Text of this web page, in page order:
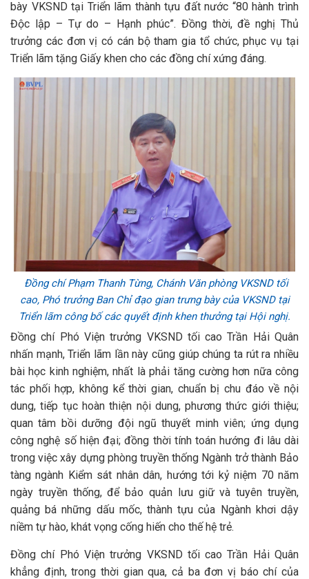
bày VKSND tại Triển lãm thành tựu đất nước “80 hành trình
Độc lập – Tự do – Hạnh phúc”. Đồng thời, đề nghị Thủ
trưởng các đơn vị có cán bộ tham gia tổ chức, phục vụ tại
Triển lãm tặng Giấy khen cho các đồng chí xứng đáng.
Đồng chí Phạm Thanh Từng, Chánh Văn phòng VKSND tối
cao, Phó trưởng Ban Chỉ đạo gian trưng bày của VKSND tại
Triển lãm công bố các quyết định khen thưởng tại Hội nghị.
Đồng chí Phó Viện trưởng VKSND tối cao Trần Hải Quân
nhấn mạnh, Triển lãm lần này cũng giúp chúng ta rút ra nhiều
bài học kinh nghiệm, nhất là phải tăng cường hơn nữa công
tác phối hợp, không kể thời gian, chuẩn bị chu đáo về nội
dung, tiếp tục hoàn thiện nội dung, phương thức giới thiệu;
quan tâm bồi dưỡng đội ngũ thuyết minh viên; ứng dụng
công nghệ số hiện đại; đồng thời tính toán hướng đi lâu dài
trong việc xây dựng phòng truyền thống Ngành trở thành Bảo
tàng ngành Kiểm sát nhân dân, hướng tới kỷ niệm 70 năm
ngày truyền thống, để bảo quản lưu giữ và tuyên truyền,
quảng bá những dấu mốc, thành tựu của Ngành khơi dậy
niềm tự hào, khát vọng cống hiến cho thế hệ trẻ.
Đồng chí Phó Viện trưởng VKSND tối cao Trần Hải Quân
khẳng định, trong thời gian qua, cả ba đơn vị báo chí của